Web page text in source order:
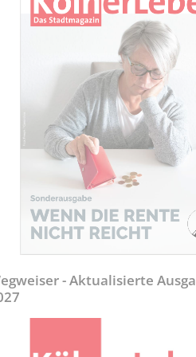
- Aktualisierte